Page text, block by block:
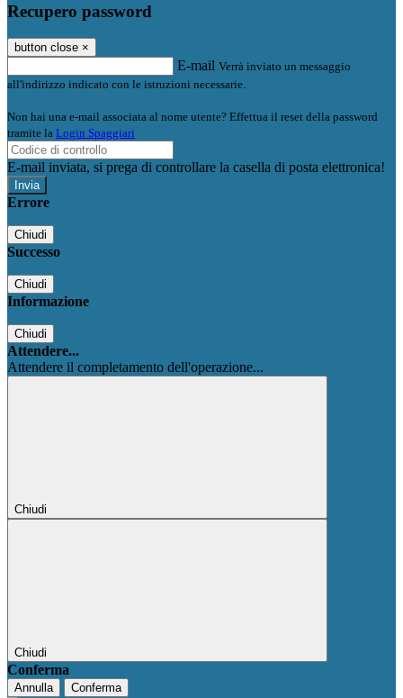
Recupero password
button close ×
E-mail Verrà inviato un messaggio
all'indirizzo indicato con le istruzioni necessarie.
Non hai una e-mail associata al nome utente? Effettua il reset della password
tramite la Login Spaggiari
E-mail inviata, si prega di controllare la casella di posta elettronica!
Errore
Chiudi
Successo
Chiudi
Informazione
Chiudi
Attendere...
Attendere il completamento dell'operazione...
Chiudi
Chiudi
Conferma
Annulla Conferma